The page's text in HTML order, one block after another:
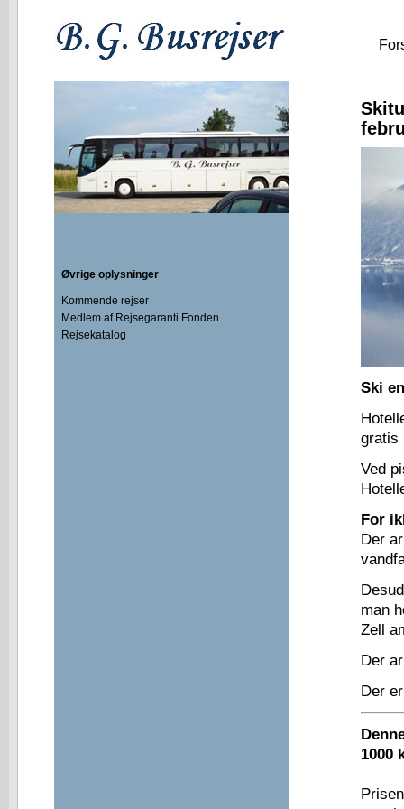
Øvrige oplysninger
Kommende rejser
Medlem af Rejsegaranti Fonden
Rejsekatalog
Ski
gratis
Ved
For
Der
man
Zell
Der
Der
1000